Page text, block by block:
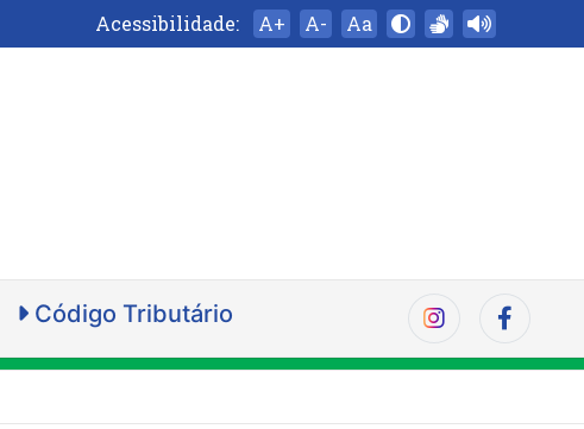
Acessibilidade: A+ A- Aa
Código Tributário